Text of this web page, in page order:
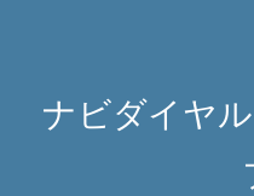
ナビダイヤ